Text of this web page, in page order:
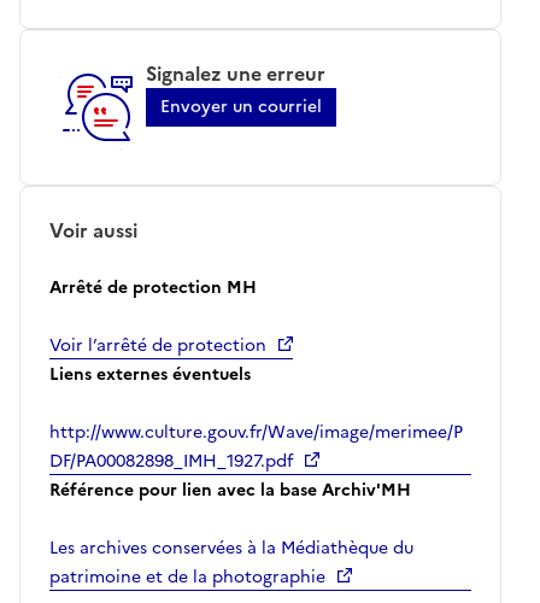
Signalez une erreur
Envoyer un courriel
Voir aussi
Arrêté de protection MH
Voir l’arrêté de protection
Liens externes éventuels
http://www.culture.gouv.fr/Wave/image/merimee/P
DF/PA00082898_IMH_1927.pdf
Référence pour lien avec la base Archiv'MH
Les archives conservées à la Médiathèque du
patrimoine et de la photographie